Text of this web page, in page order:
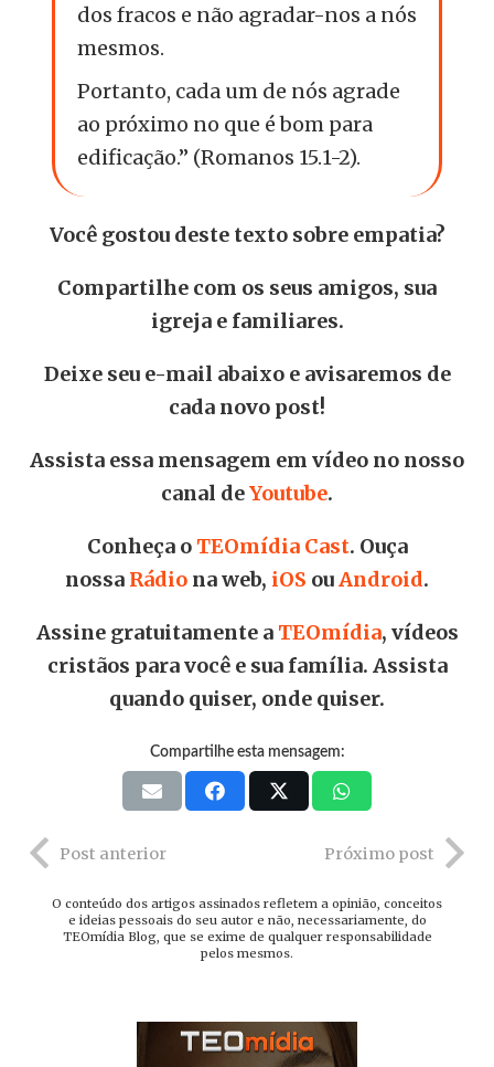
dos fracos e não agradar-nos a nós
mesmos.
Portanto, cada um de nós agrade
ao próximo no que é bom para
edificação.” (Romanos 15.1-2).
Você gostou deste texto sobre empatia?
Compartilhe com os seus amigos, sua
igreja e familiares.
Deixe seu e-mail abaixo e avisaremos de
cada novo post!
Assista essa mensagem em vídeo no nosso
canal deYoutube.
Conheça o TEOmídia Cast. Ouça
nossa Rádio na web, iOS ouAndroid.
Assine gratuitamente a TEOmídia, vídeos
cristãos para você e sua família. Assista
quando quiser, onde quiser.
Compartilhe esta mensagem:
Post anterior Próximo post
O conteúdo dos artigos assinados refletem a opinião, conceitos
e ideias pessoais do seu autor e não, necessariamente, do
TEOmídia Blog, que se exime de qualquer responsabilidade
pelos mesmos.